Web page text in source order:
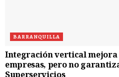
BARRANQUILLA
Integración vertical mejora
empresas, pero no